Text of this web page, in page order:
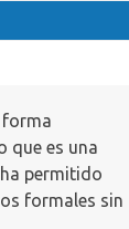
forma
que es una
permitido
formales sin